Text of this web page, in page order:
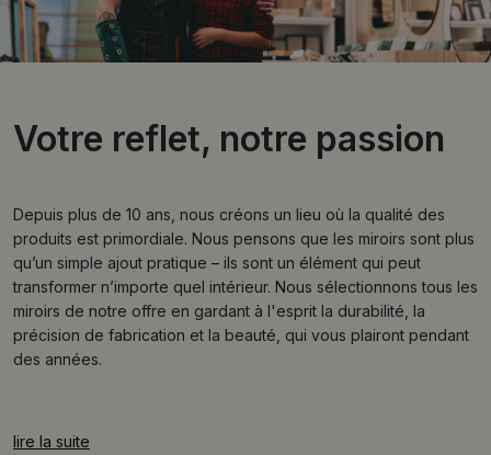
Votre reflet, notre passion
Depuis plus de 10 ans, nous créons un lieu où la qualité des
produits est primordiale. Nous pensons que les miroirs sont plus
qu’un simple ajout pratique – ils sont un élément qui peut
transformer n’importe quel intérieur. Nous sélectionnons tous les
miroirs de notre offre en gardant à l'esprit la durabilité, la
précision de fabrication et la beauté, qui vous plairont pendant
des années.
lire la suite